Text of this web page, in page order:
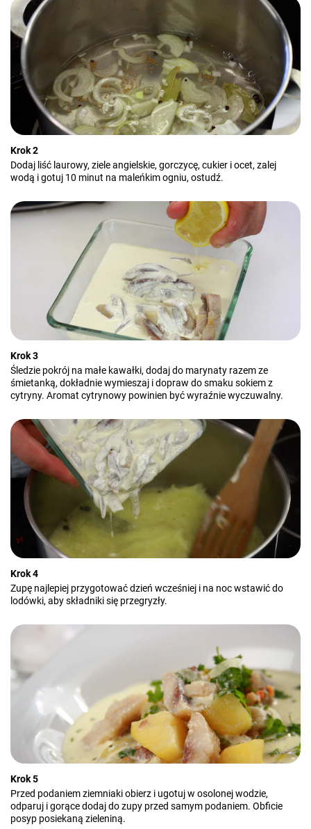
Krok 2
Dodaj liść laurowy, ziele angielskie, gorczycę, cukier i ocet, zalej
wodą i gotuj 10 minut na maleńkim ogniu, ostudź.
Krok 3
Śledzie pokrój na małe kawałki, dodaj do marynaty razem ze
śmietanką, dokładnie wymieszaj i dopraw do smaku sokiem z
cytryny. Aromat cytrynowy powinien być wyraźnie wyczuwalny.
Krok 4
Zupę najlepiej przygotować dzień wcześniej i na noc wstawić do
lodówki, aby składniki się przegryzły.
Krok 5
Przed podaniem ziemniaki obierz i ugotuj w osolonej wodzie,
odparuj i gorące dodaj do zupy przed samym podaniem. Obficie
posyp posiekaną zieleniną.